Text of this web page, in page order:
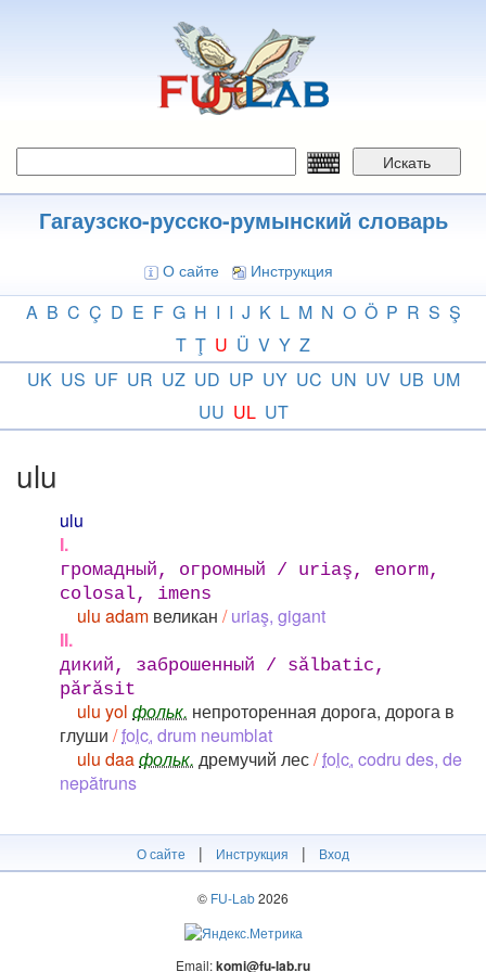
Искать
Гагаузско-русско-румынский словарь
О сайте Инструкция
A B C Ç D E F G H I I J K L M N O Ö P R S Ş
T Ţ U Ü V Y Z
UK US UF UR UZ UD UP UY UC UN UV UB UM
UU UL UT
ulu
ulu
I.
громадный, огромный / uriaş, enorm,
colosal, imens
ulu adam великан / uriaş, gigant
II.
дикий, заброшенный / sălbatic,
părăsit
ulu yol фольк. непроторенная дорога, дорога в
глуши /folc. drum neumblat
ulu daaфольк. дремучий лес/folc. codru des, de
nepătruns
О сайте | Инструкция | Вход
© FU-Lab2026
Email:komi@fu-lab.ru